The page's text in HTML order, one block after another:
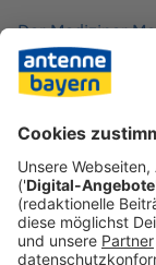
Der Mediziner
Journal», Trump
Themen sicher.
diskutieren –
er nicht.